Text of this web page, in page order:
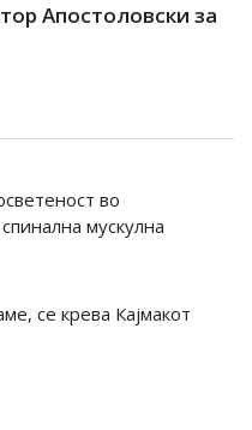
Апостоловски за
во
мускулна
се крева Кајмакот